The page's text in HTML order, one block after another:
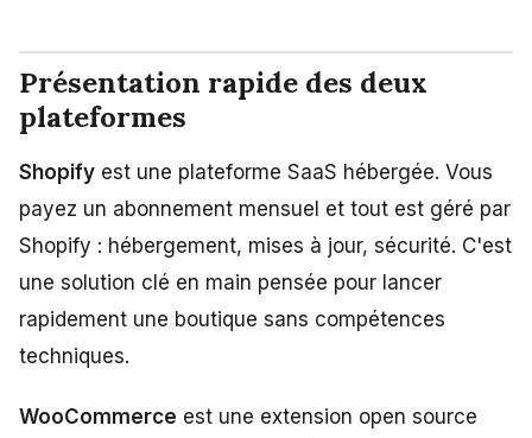
Présentation rapide des deux
plateformes
Shopify est une plateforme SaaS hébergée. Vous
payez un abonnement mensuel et tout est géré par
Shopify : hébergement, mises à jour, sécurité. C'est
une solution clé en main pensée pour lancer
rapidement une boutique sans compétences
techniques.
WooCommerce est une extension open source